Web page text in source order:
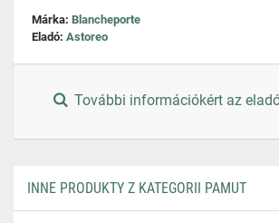
Márka: Blancheporte
Eladó: Astoreo
További információkért az
INNE PRODUKTY Z KATEGORII PAMUT